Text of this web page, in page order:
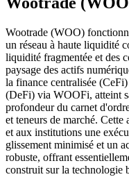
Wootrade (WOO)
un réseau à haute liquidité
liquidité fragmentée et des
paysage des actifs
la finance centralisée
(DeFi) via WOOFi, atteint
profondeur du carnet
et teneurs de marché.
et aux institutions une
glissement minimisé et un
robuste, offrant
construit sur la technologie